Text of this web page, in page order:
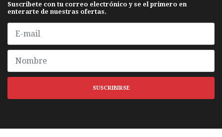
Suscribete con tu correo electrónico y se el primero en
enterarte de nuestras ofertas.
SUSCRIBIRSE